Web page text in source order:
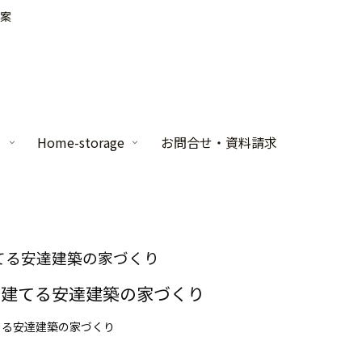
Home-storage お問合せ・資料請求
安達建築の家づくり
てる安達建築の家づくり
安達建築の家づくり